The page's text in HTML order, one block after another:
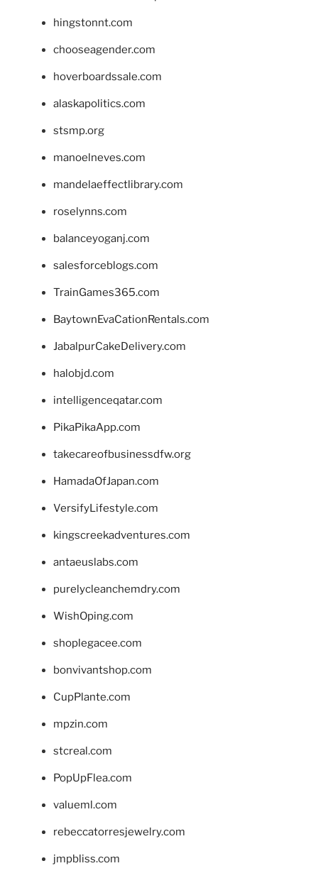
hingstonnt.com
chooseagender.com
hoverboardssale.com
alaskapolitics.com
stsmp.org
manoelneves.com
mandelaeffectlibrary.com
roselynns.com
balanceyoganj.com
salesforceblogs.com
TrainGames365.com
BaytownEvaCationRentals.com
JabalpurCakeDelivery.com
halobjd.com
intelligenceqatar.com
PikaPikaApp.com
takecareofbusinessdfw.org
HamadaOfJapan.com
VersifyLifestyle.com
kingscreekadventures.com
antaeuslabs.com
purelycleanchemdry.com
WishOping.com
shoplegacee.com
bonvivantshop.com
CupPlante.com
mpzin.com
stcreal.com
PopUpFlea.com
valueml.com
rebeccatorresjewelry.com
jmpbliss.com